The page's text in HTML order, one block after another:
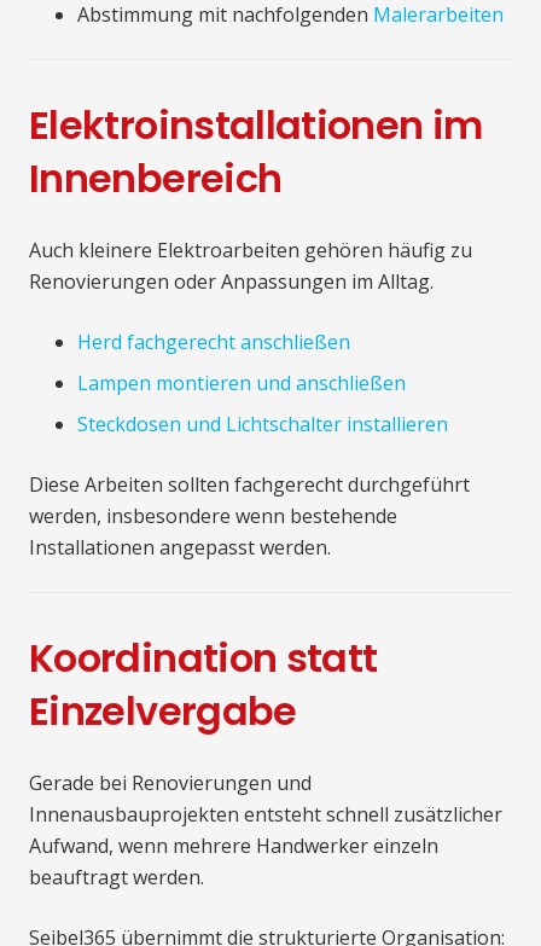
Abstimmung mit nachfolgenden Malerarbeiten
Elektroinstallationen im
Innenbereich
Auch kleinere Elektroarbeiten gehören häufig zu
Renovierungen oder Anpassungen im Alltag.
Herd fachgerecht anschließen
Lampen montieren und anschließen
Steckdosen und Lichtschalter installieren
Diese Arbeiten sollten fachgerecht durchgeführt
werden, insbesondere wenn bestehende
Installationen angepasst werden.
Koordination statt
Einzelvergabe
Gerade bei Renovierungen und
Innenausbauprojekten entsteht schnell zusätzlicher
Aufwand, wenn mehrere Handwerker einzeln
beauftragt werden.
Seibel365 übernimmt die strukturierte Organisation: